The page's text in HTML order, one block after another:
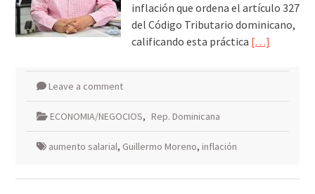
inflación que ordena el artículo 327
del Código Tributario dominicano,
calificando esta práctica […]
Leave a comment
ECONOMIA/NEGOCIOS, Rep. Dominicana
aumento salarial, Guillermo Moreno, inflación